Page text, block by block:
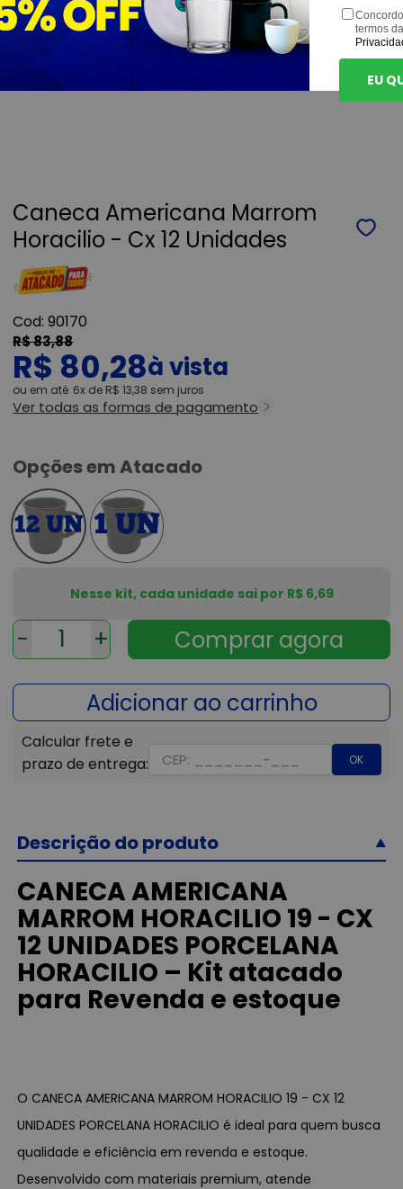
Caneca Americana Marrom
Horacilio - Cx 12 Unidades
90170
R$ 83,88
R$ 80,28
ou 6x de R$ 13,38 sem juros
Ver todas as formas de pagamento
Opções em Atacado
- +
OK
Nesse kit, cada unidade sai por R$ 6,69
Descrição do produto
CANECA AMERICANA
MARROM HORACILIO 19 - CX
12 UNIDADES PORCELANA
HORACILIO – Kit atacado
para Revenda e estoque
O CANECA AMERICANA MARROM HORACILIO 19 - CX 12
UNIDADES PORCELANA HORACILIO é ideal para quem busca
qualidade e eficiência em revenda e estoque.
Desenvolvido com materiais premium, atende
termos
EU